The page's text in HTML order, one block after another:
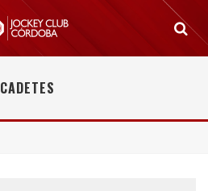
CADETES